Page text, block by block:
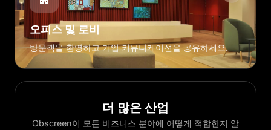
오피스 및 로비
방문객을 환영하고 기업 커뮤니케이션을 공유하세요.
더 많은 산업
Obscreen이 모든 비즈니스 분야에 어떻게 적합한지 알